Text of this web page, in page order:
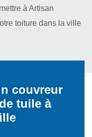
à Artisan
toiture dans la ville
couvreur
tuile à